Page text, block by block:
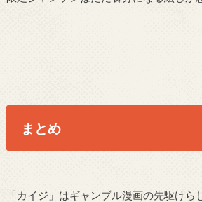
まとめ
「カイジ」はギャンブル漫画の先駆けら